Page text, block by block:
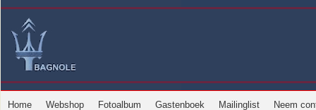
Home Webshop Fotoalbum Gastenboek Mailinglist Neem